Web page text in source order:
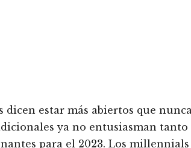
dicen estar más abiertos que
ya no entusiasman tanto
para el 2023. Los millennials